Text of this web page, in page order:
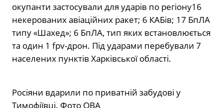
окупанти застосували для ударів по регіону16
некерованих авіаційних ракет; 6 КАБів; 17 БпЛА
типу «Шахед»; 6 БпЛА, тип яких встановлюється
та один 1 fpv-дрон. Під ударами перебували 7
населених пунктів Харківської області.
Росіяни вдарили по приватній забудові у
Тимофіївці. Фото ОВА